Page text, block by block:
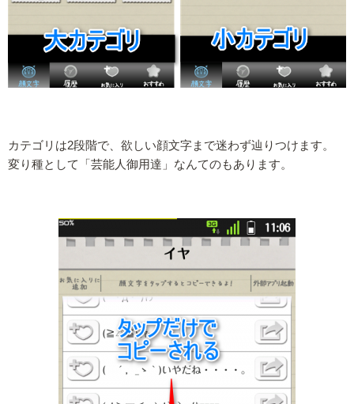
カテゴリは2段階で、欲しい顔文字まで迷わず辿りつけます。
変り種として「芸能人御用達」なんてのもあります。